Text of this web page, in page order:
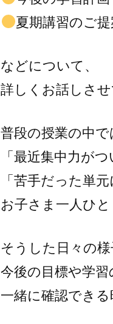
夏期講習のご提
などについて、
詳しくお話しさせ
普段の授業の中で
「最近集中力がつ
「苦手だった単
お子さま一人ひ
そうした日々の
今後の目標や学習
一緒に確認でき